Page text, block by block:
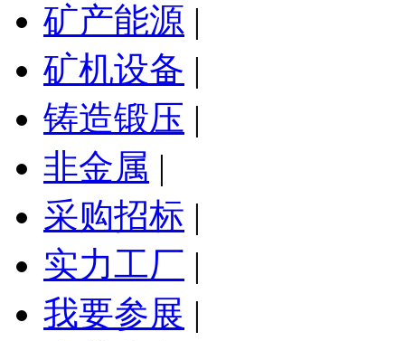
矿产能源 |
矿机设备 |
铸造锻压 |
非金属 |
采购招标 |
实力工厂 |
我要参展 |